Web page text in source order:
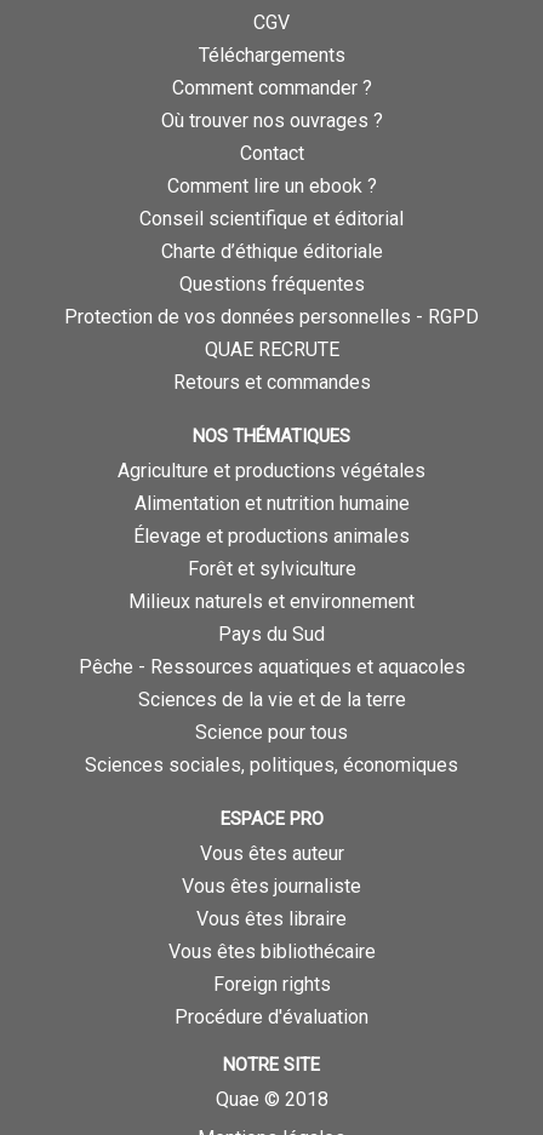
CGV
Téléchargements
Comment commander ?
Où trouver nos ouvrages ?
Contact
Comment lire un ebook ?
Conseil scientifique et éditorial
Charte d’éthique éditoriale
Questions fréquentes
Protection de vos données personnelles - RGPD
QUAE RECRUTE
Retours et commandes
NOS THÉMATIQUES
Agriculture et productions végétales
Alimentation et nutrition humaine
Élevage et productions animales
Forêt et sylviculture
Milieux naturels et environnement
Pays du Sud
Pêche - Ressources aquatiques et aquacoles
Sciences de la vie et de la terre
Science pour tous
Sciences sociales, politiques, économiques
ESPACE PRO
Vous êtes auteur
Vous êtes journaliste
Vous êtes libraire
Vous êtes bibliothécaire
Foreign rights
Procédure d'évaluation
NOTRE SITE
Quae © 2018